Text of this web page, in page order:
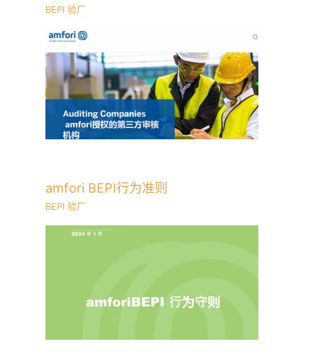
BEPI 验厂
amfori BEPI行为准则
BEPI 验厂